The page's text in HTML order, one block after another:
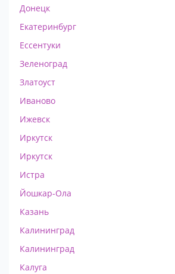
Донецк
Екатеринбург
Ессентуки
Зеленоград
Златоуст
Иваново
Ижевск
Иркутск
Иркутск
Истра
Йошкар-Ола
Казань
Калининград
Калининград
Калуга